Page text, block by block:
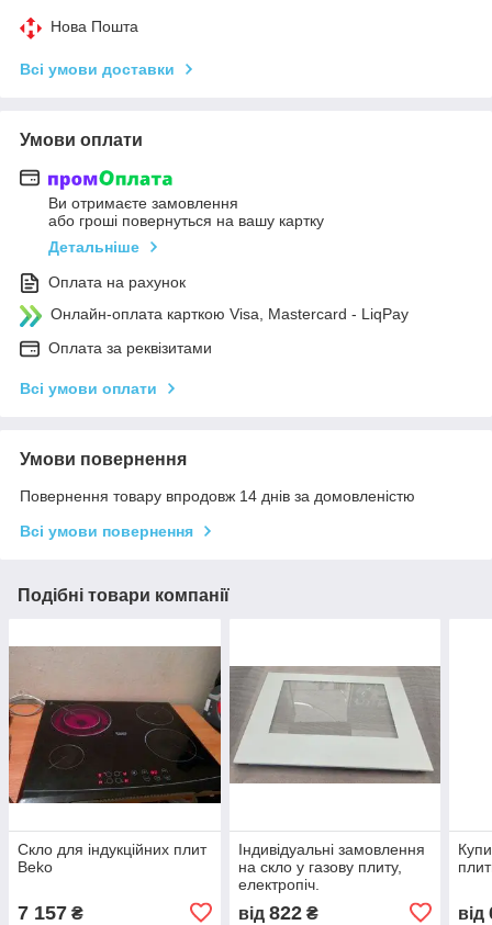
Нова Пошта
Всі умови доставки
Умови оплати
Ви отримаєте замовлення
або гроші повернуться на вашу картку
Детальніше
Оплата на рахунок
Онлайн-оплата карткою Visa, Mastercard - LiqPay
Оплата за реквізитами
Всі умови оплати
Умови повернення
Повернення товару впродовж 14 днів за домовленістю
Всі умови повернення
Подібні товари компанії
Скло для індукційних плит
Beko
7 157 ₴
Індивідуальні замовлення
на скло у газову плиту,
електропіч.
від 822₴ від